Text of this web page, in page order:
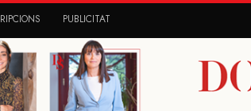
PUBLICITAT